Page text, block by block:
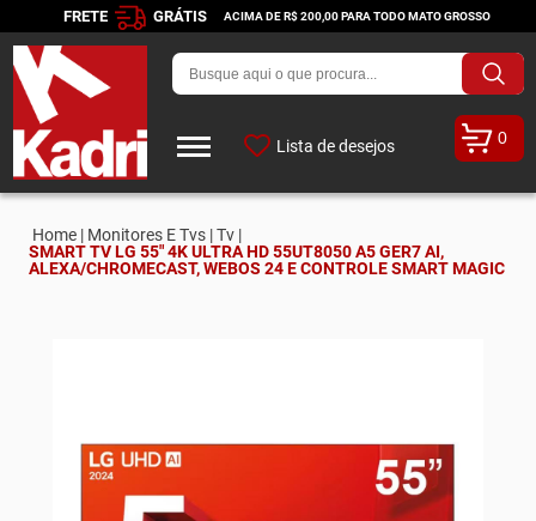
FRETE GRÁTIS ACIMA DE R$ 200,00 PARA TODO MATO GROSSO
Lista de desejos 0
Home | Monitores E Tvs |Tv |
SMART TV LG 55" 4K ULTRA HD 55UT8050 A5 GER7 AI,
ALEXA/CHROMECAST, WEBOS 24 E CONTROLE SMART MAGIC